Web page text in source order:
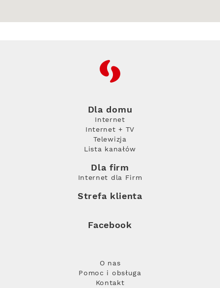
RFC
Dla domu
Internet
Internet + TV
Telewizja
Lista kanałów
Dla firm
Internet dla Firm
Strefa klienta
Facebook
O nas
Pomoc i obsługa
Kontakt